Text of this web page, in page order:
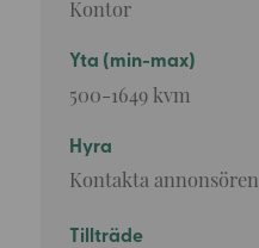
Kontor
Yta (min-max)
500-1649 kvm
Hyra
Kontakta annonsören
Tillträde